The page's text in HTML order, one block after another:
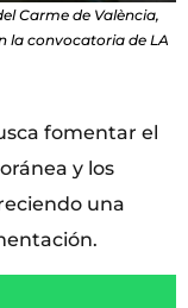
Carme de València,
la convocatoria de LA
fomentar el
y los
una